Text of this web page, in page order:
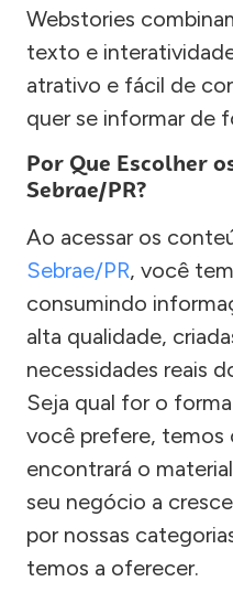
Webstories
texto e
atrativo e fácil de
quer se informar de
Por Que Escolher
Sebrae/PR?
Ao acessar os
Sebrae/PR, você
consumindo
alta qualidade,
necessidades reais
Seja qual for o
você prefere, temos
encontrará o
seu negócio a
por nossas
temos a oferecer.